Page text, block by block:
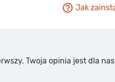
Jak
Twoja opinia jest dla